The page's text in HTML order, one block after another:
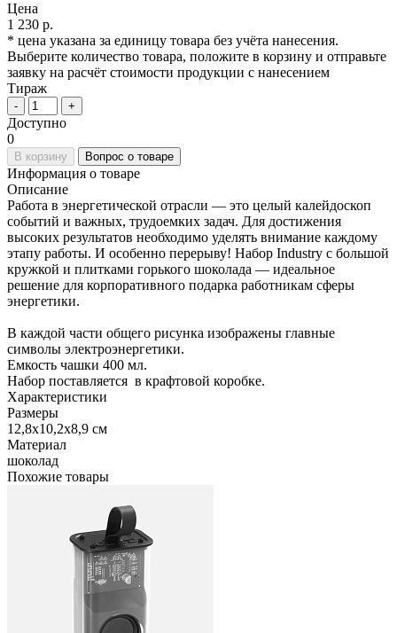
Цена
1 230 р.
* цена указана за единицу товара без учёта нанесения.
Выберите количество товара, положите в корзину и отправьте
заявку на расчёт стоимости продукции с нанесением
Тираж
- +
Доступно
0
В корзину Вопрос о товаре
Информация о товаре
Описание
Работа в энергетической отрасли — это целый калейдоскоп
событий и важных, трудоемких задач. Для достижения
высоких результатов необходимо уделять внимание каждому
этапу работы. И особенно перерыву! Набор Industry с большой
кружкой и плитками горького шоколада — идеальное
решение для корпоративного подарка работникам сферы
энергетики.
В каждой части общего рисунка изображены главные
символы электроэнергетики.
Емкость чашки 400 мл.
Набор поставляется в крафтовой коробке.
Характеристики
Размеры
12,8х10,2х8,9 см
Материал
шоколад
Похожие товары